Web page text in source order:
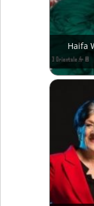
Haifa